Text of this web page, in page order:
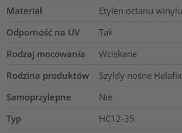
Materiał
Etylen octanu winylu
Odporność na UV
Tak
Rodzaj mocowania
Wciskane
Rodzina produktów
Szyldy nośne
Samoprzylepne
Nie
Typ
HC12-35